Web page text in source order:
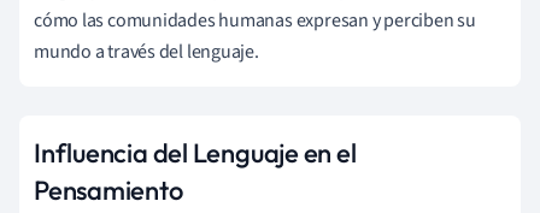
cómo las comunidades humanas expresan y perciben su
mundo a través del lenguaje.
Influencia del Lenguaje en el
Pensamiento